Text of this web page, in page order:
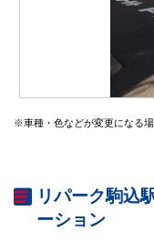
※車種・色などが変更になる場
リパーク駒込
ーション